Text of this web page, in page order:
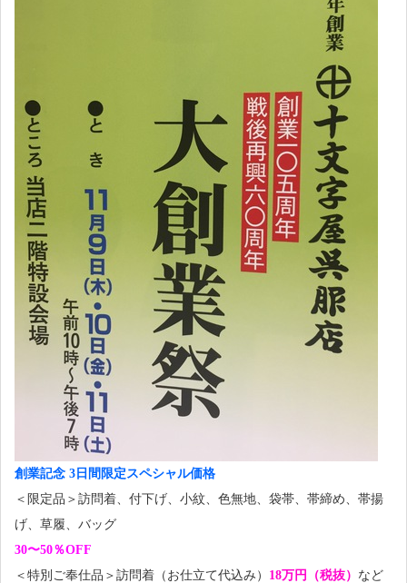
創業記念 3日間限定スペシャル価格
＜限定品＞訪問着、付下げ、小紋、色無地、袋帯、帯締め、帯揚
げ、草履、バッグ
30〜50％OFF
＜特別ご奉仕品＞訪問着（お仕立て代込み） 18万円（税抜） など